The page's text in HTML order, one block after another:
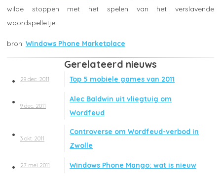
wilde stoppen met het spelen van het verslavende
woordspelletje.
Windows Phone Marketplace
Gerelateerd nieuws
29 dec. 2011 Top 5 mobiele games van 2011
9 dec. 2011
Alec Baldwin uit vliegtuig om
Wordfeud
3 okt. 2011
Controverse om Wordfeud-verbod in
Zwolle
27 mei 2011 Windows Phone Mango: wat is nieuw